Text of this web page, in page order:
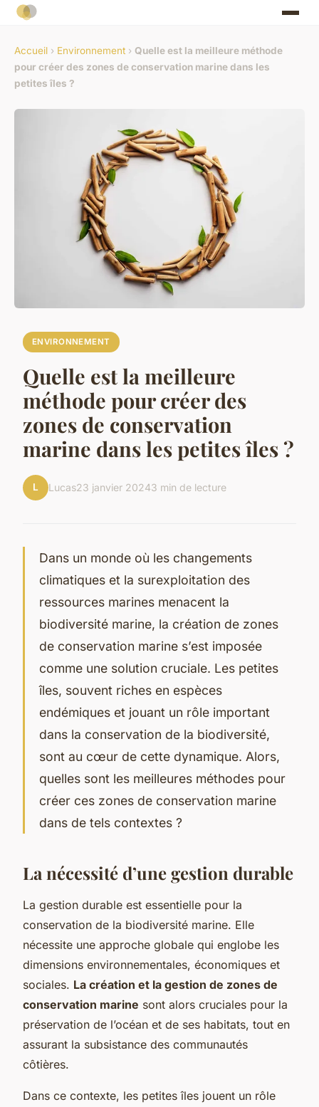
Accueil › Environnement › Quelle est la meilleure méthode
pour créer des zones de conservation marine dans les
petites îles ?
ENVIRONNEMENT
Quelle est la meilleure
méthode pour créer des
zones de conservation
marine dans les petites îles ?
L Lucas23 janvier 20243 min de lecture
Dans un monde où les changements
climatiques et la surexploitation des
ressources marines menacent la
biodiversité marine, la création de zones
de conservation marine s’est imposée
comme une solution cruciale. Les petites
îles, souvent riches en espèces
endémiques et jouant un rôle important
dans la conservation de la biodiversité,
sont au cœur de cette dynamique. Alors,
quelles sont les meilleures méthodes pour
créer ces zones de conservation marine
dans de tels contextes ?
La nécessité d’une gestion durable
La gestion durable est essentielle pour la
conservation de la biodiversité marine. Elle
nécessite une approche globale qui englobe les
dimensions environnementales, économiques et
sociales. La création et la gestion de zones de
conservation marine sont alors cruciales pour la
préservation de l’océan et de ses habitats, tout en
assurant la subsistance des communautés
côtières.
Dans ce contexte, les petites îles jouent un rôle